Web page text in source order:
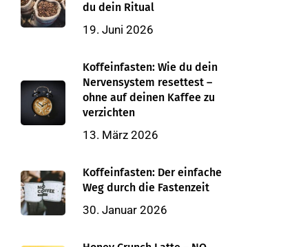
du dein Ritual
19. Juni 2026
Koffeinfasten: Wie du dein
Nervensystem resettest –
ohne auf deinen Kaffee zu
verzichten
13. März 2026
Koffeinfasten: Der einfache
Weg durch die Fastenzeit
30. Januar 2026